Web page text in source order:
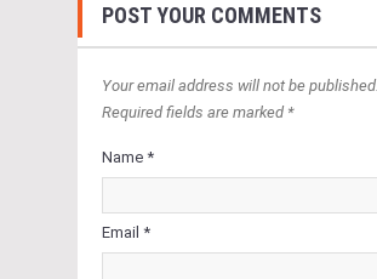
POST YOUR COMMENTS
Your email address will not be published.
Required fields are marked *
Name *
Email *